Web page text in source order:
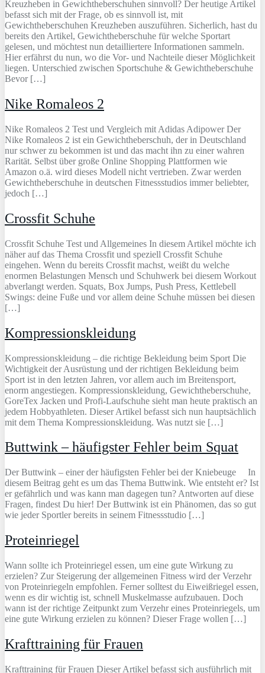
Kreuzheben in Gewichtheberschuhen sinnvoll? Der heutige Artikel
befasst sich mit der Frage, ob es sinnvoll ist, mit
Gewichtheberschuhen Kreuzheben auszuführen. Sicherlich, hast du
bereits den Artikel, Gewichtheberschuhe für welche Sportart
gelesen, und möchtest nun detailliertere Informationen sammeln.
Hier erfährst du nun, wo die Vor- und Nachteile dieser Möglichkeit
liegen. Unterschied zwischen Sportschuhe & Gewichtheberschuhe
Bevor […]
Nike Romaleos 2
Nike Romaleos 2 Test und Vergleich mit Adidas Adipower Der
Nike Romaleos 2 ist ein Gewichtheberschuh, der in Deutschland
nur schwer zu bekommen ist und das macht ihn zu einer wahren
Rarität. Selbst über große Online Shopping Plattformen wie
Amazon o.ä. wird dieses Modell nicht vertrieben. Zwar werden
Gewichtheberschuhe in deutschen Fitnessstudios immer beliebter,
jedoch […]
Crossfit Schuhe
Crossfit Schuhe Test und Allgemeines In diesem Artikel möchte ich
näher auf das Thema Crossfit und speziell Crossfit Schuhe
eingehen. Wenn du bereits Crossfit machst, weißt du welche
enormen Belastungen Mensch und Schuhwerk bei diesem Workout
abverlangt werden. Squats, Box Jumps, Push Press, Kettlebell
Swings: deine Fuße und vor allem deine Schuhe müssen bei diesen
[…]
Kompressionskleidung
Kompressionskleidung – die richtige Bekleidung beim Sport Die
Wichtigkeit der Ausrüstung und der richtigen Bekleidung beim
Sport ist in den letzten Jahren, vor allem auch im Breitensport,
enorm angestiegen. Kompressionskleidung, Gewichtheberschuhe,
GoreTex Jacken und Profi-Laufschuhe sieht man heute praktisch an
jedem Hobbyathleten. Dieser Artikel befasst sich nun hauptsächlich
mit dem Thema Kompressionskleidung. Was nutzt sie […]
Buttwink – häufigster Fehler beim Squat
Der Buttwink – einer der häufigsten Fehler bei der Kniebeuge In
diesem Beitrag geht es um das Thema Buttwink. Wie entsteht er? Ist
er gefährlich und was kann man dagegen tun? Antworten auf diese
Fragen, findest Du hier! Der Buttwink ist ein Phänomen, das so gut
wie jeder Sportler bereits in seinem Fitnessstudio […]
Proteinriegel
Wann sollte ich Proteinriegel essen, um eine gute Wirkung zu
erzielen? Zur Steigerung der allgemeinen Fitness wird der Verzehr
von Proteinriegeln empfohlen. Ferner solltest du Eiweißriegel essen,
wenn es dir wichtig ist, schnell Muskelmasse aufzubauen. Doch
wann ist der richtige Zeitpunkt zum Verzehr eines Proteinriegels, um
eine gute Wirkung erzielen zu können? Dieser Frage wollen […]
Krafttraining für Frauen
Krafttraining für Frauen Dieser Artikel befasst sich ausführlich mit